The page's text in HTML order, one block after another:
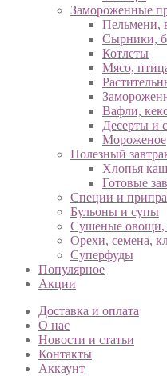
Замороженные
Пельмени,
Сырники,
Котлеты
Мясо,
Вафли,
Десерты и
Мороженое
Полезный
Хлопья
Готовые
Специи и
Бульоны и супы
Сушеные овощи,
Орехи, семена,
Суперфуды
Популярное
Акции
Доставка и оплата
О нас
Новости и статьи
Контакты
Аккаунт